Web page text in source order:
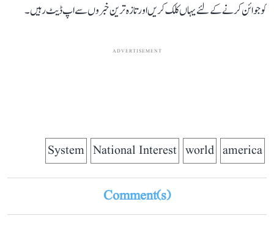
کو جوائن کرنے کے لئے یہاں کلک کریں اور تازہ ترین خبروں سے اپ ڈیٹ رہیں۔
ADVERTISEMENT
america
world
National Interest
System
Comment(s)